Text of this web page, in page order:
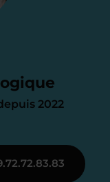
2022
nous